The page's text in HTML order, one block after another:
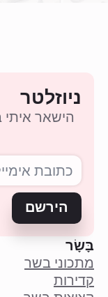
ניוזלטר
הישאר
הירשם
בָּשָׂר
מתכוני בשר
קדירות